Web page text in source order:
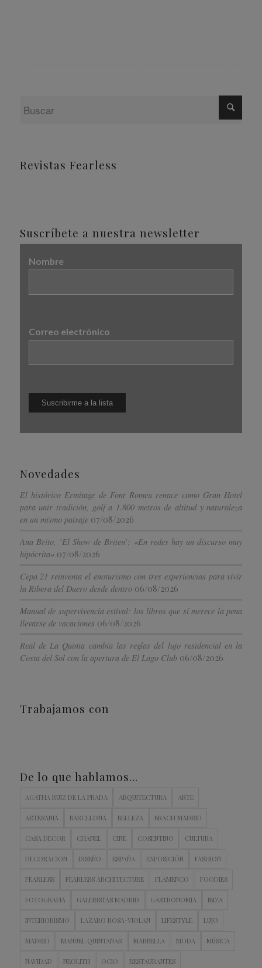
Revistas Fearless
Suscríbete a nuestra newsletter
Nombre
Correo electrónico
Novedades
El histórico Ermitage de Font Romeu renace como Gran Hotel
para unir tradición, golf a 1.800 metros de altitud y naturaleza
en un mismo paisaje 07/08/2026
Ana Brito, ‘El Show de Briten’: «En redes hay un discurso muy
hipócrita» 07/08/2026
Cepa 21 reinventa el enoturismo con tres experiencias para vivir
la Ribera del Duero desde dentro 06/08/2026
Manual de supervivencia estival: los libros que sí merece la pena
llevarse de vacaciones 06/08/2026
Real de La Quinta cambia las reglas del lujo residencial en la
Costa del Sol con la apertura de El Lago Club 06/08/2026
Trabajamos con
De lo que hablamos…
AGATHA RUIZ DE LA PRADA ARQUITECTURA ARTE
ARTESANIA BARCELONA BELLEZA BRACH MADRID
CASA DECOR CHANEL CINE COSENTINO CULTURA
DECORACION DISEÑO ESPAÑA EXPOSICIÓN FASHION
FEARLESS FEARLESS ARCHITECTURE FLAMENCO FOODIES
FOTOGRAFIA GALERISTAS MADRID GASTRONOMIA IBIZA
INTERIORISMO LAZARO ROSA-VIOLAN LIFESTYLE LUJO
MADRID MANUEL QUINTANAR MARBELLA MODA MÚSICA
NAVIDAD NEOLITH OCIO RESTAURANTES